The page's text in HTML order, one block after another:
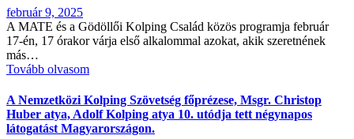
február 9, 2025
A MATE és a Gödöllői Kolping Család közös programja február
17-én, 17 órakor várja első alkalommal azokat, akik szeretnének
más…
Tovább olvasom
A Nemzetközi Kolping Szövetség főprézese, Msgr. Christop
Huber atya, Adolf Kolping atya 10. utódja tett négynapos
látogatást Magyarországon.